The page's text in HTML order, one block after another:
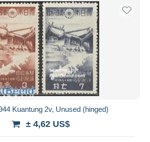
Kuantung 2v, Unused (hinged)
± 4,62 US$